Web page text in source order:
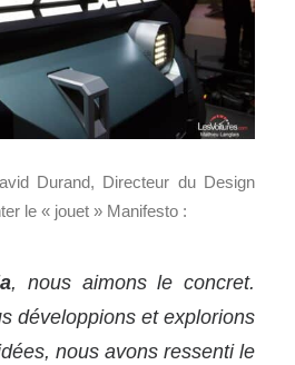
Durand, Directeur du Design
le « jouet » Manifesto :
, nous aimons le concret.
développions et explorions
nous avons ressenti le